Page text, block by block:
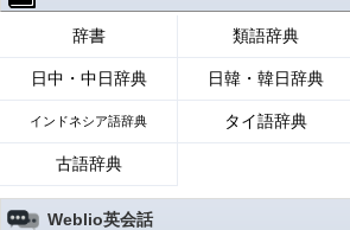
辞書 類語辞典
日中・中日辞典 日韓・韓日辞典
インドネシア語辞典 タイ語辞典
古語辞典
Weblio英会話